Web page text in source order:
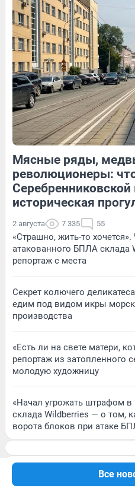
Все
71 Обсудить
9 Обсудить
13 Обсудить
Мясные ряды,
революционеры:
историческая
2 августа 7 335 55
«Страшно, жить-то
атакованного БПЛА склада
репортаж с места
Секрет колючего
едим под видом икры
производства
«Есть ли на свете матери,
репортаж из затопленного
молодую художницу
«Начал угрожать штрафом в
склада Wildberries — о том,
ворота блоков при атаке